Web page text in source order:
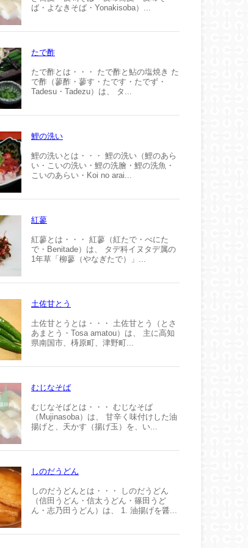
ば・よなきそば・Yonakisoba）...
たで酢
たで酢とは・・・ たで酢と鮎の塩焼き た
で酢（蓼酢・蓼す・たです・たでず・
Tadesu・Tadezu）は、 タ...
鯉の洗い
鯉の洗いとは・・・ 鯉の洗い（鯉のあら
い・こいの洗い・鯉の洗膾・鯉の洗魚・
こいのあらい・Koi no arai...
紅蓼
紅蓼とは・・・ 紅蓼（紅たで・べにた
で・Benitade）は、 タデ科イヌタデ属の
1年草「柳蓼（やなぎたで）」...
土佐甘とう
土佐甘とうとは・・・ 土佐甘とう（とさ
あまとう・Tosa amatou）は、 主に高知
県南国市、梼原町、津野町...
むじなそば
むじなそばとは・・・ むじなそば
（Mujinasoba）は、 甘辛く味付けした油
揚げと、天かす（揚げ玉）を、い...
しのだうどん
しのだうどんとは・・・ しのだうどん
（信田うどん・信太うどん・篠田うど
ん・志乃田うどん）は、 1. 油揚げを醤...